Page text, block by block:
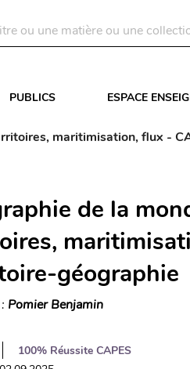
PUBLICS ESPACE
maritimisation, flux -
de la
géographie
Pomier Benjamin
100% Réussite CAPES